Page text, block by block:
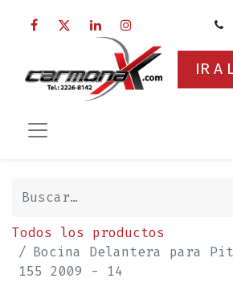
IR A
Todos los productos
Bocina Delantera para
155 2009 - 14